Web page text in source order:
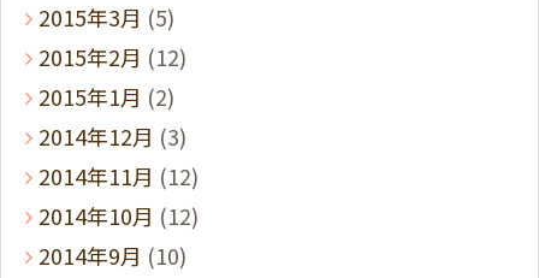
2015年3月 (5)
2015年2月 (12)
2015年1月 (2)
2014年12月 (3)
2014年11月 (12)
2014年10月 (12)
2014年9月 (10)